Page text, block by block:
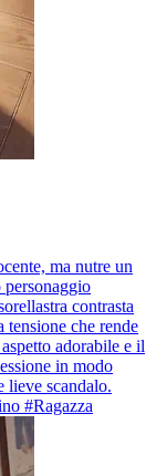
ma nutre un
personaggio
contrasta
che rende
adorabile e il
in modo
lieve scandalo.
#Ragazza